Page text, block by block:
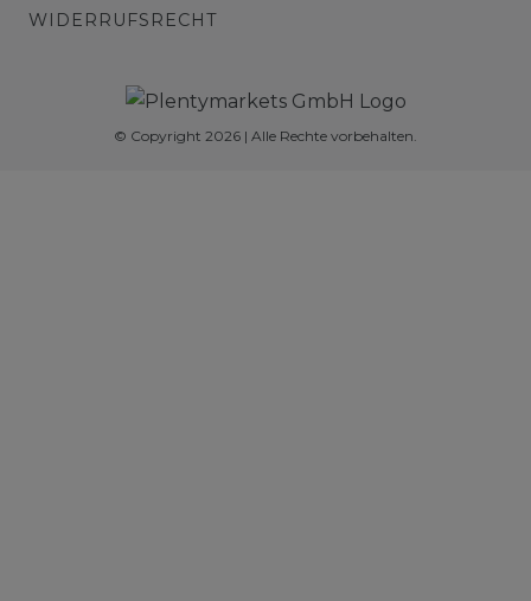
WIDERRUFSRECHT
© Copyright 2026 | Alle Rechte vorbehalten.